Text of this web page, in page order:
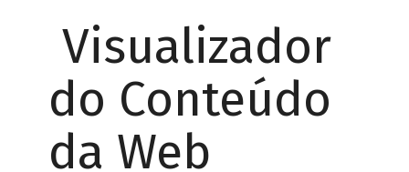
Visualizador
do Conteúdo
da Web